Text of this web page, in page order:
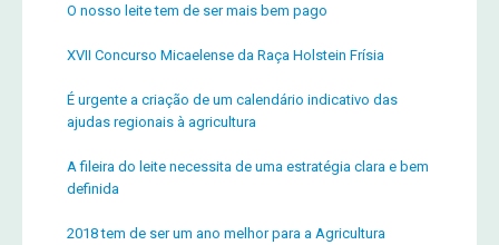
O nosso leite tem de ser mais bem pago
XVII Concurso Micaelense da Raça Holstein Frísia
É urgente a criação de um calendário indicativo das
ajudas regionais à agricultura
A fileira do leite necessita de uma estratégia clara e bem
definida
2018 tem de ser um ano melhor para a Agricultura